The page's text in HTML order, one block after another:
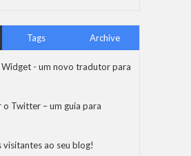
Tags Archive
- um novo tradutor para
o Twitter – um guia para
visitantes ao seu blog!